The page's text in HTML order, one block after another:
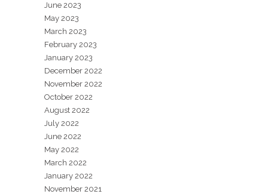
June 2023
May 2023
March 2023
February 2023
January 2023
December 2022
November 2022
October 2022
August 2022
July 2022
June 2022
May 2022
March 2022
January 2022
November 2021